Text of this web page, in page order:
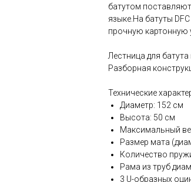
батутом
языке.На батуты
прочную картонную
Лестница для
Разборная
Технические
Диаметр: 152 см
Высота: 50 см
Максимальный
Размер мата
Количество
Рама из труб
3 U-образных